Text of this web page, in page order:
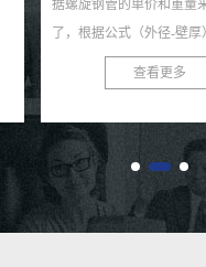
一下
厚
是
...
据螺旋钢管的单价和
了，根据公式（外径-
X0.0246615的出来的
KG，在换算成吨X吨
查看更